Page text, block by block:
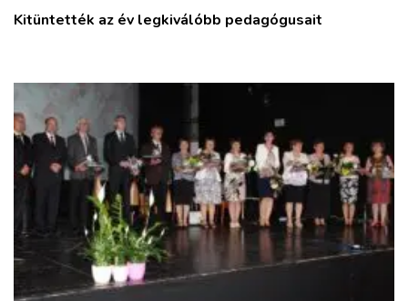
Kitüntették az év legkiválóbb pedagógusait